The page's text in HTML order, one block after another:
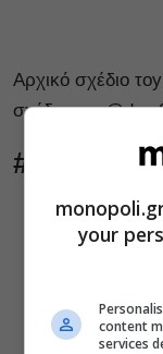
Αρχικό σχέδιο
σχέδιο του
#9
your
content
services